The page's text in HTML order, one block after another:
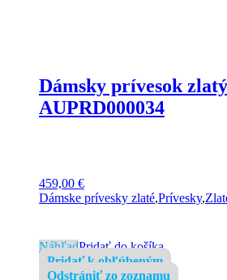
Dámsky prívesok
AUPRD000034
459,00 €
Dámske prívesky zlaté,Prívesky,
NáhľadPridať do košíka
Pridať k obľúbeným
Odstrániť zo zoznamu